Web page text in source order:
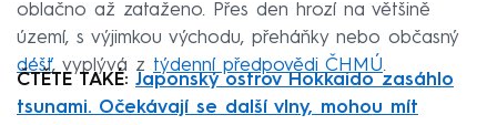
oblačno až zataženo. Přes den hrozí na většině
území, s výjimkou východu, přeháňky nebo občasný
déšť, vyplývá z týdenní předpovědi ČHMÚ.
ČTĚTE TAKÉ: Japonský ostrov Hokkaido zasáhlo
tsunami. Očekávají se další vlny, mohou mít